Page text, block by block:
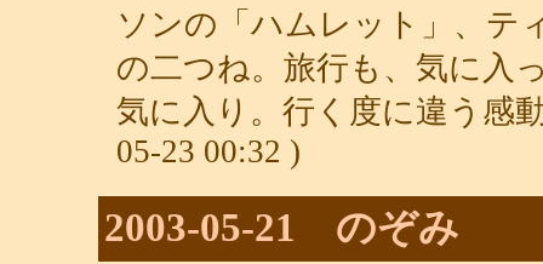
ソンの「ハムレット」、テ
の二つね。旅行も、気に入
気に入り。行く度に違う感
05-23 00:32 )
2003-05-21 のぞみ